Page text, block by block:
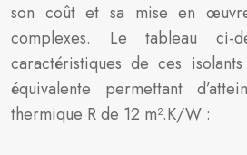
son coût et sa mise en
complexes. Le tableau ci-
caractéristiques de ces
équivalente permettant
thermique R de 12 m².K/W :